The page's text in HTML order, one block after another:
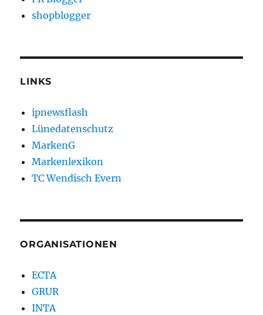
shopblogger
LINKS
ipnewsflash
Lünedatenschutz
MarkenG
Markenlexikon
TC Wendisch Evern
ORGANISATIONEN
ECTA
GRUR
INTA